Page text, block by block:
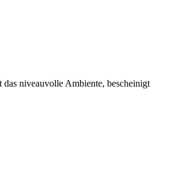
niveauvolle Ambiente, bescheinigt